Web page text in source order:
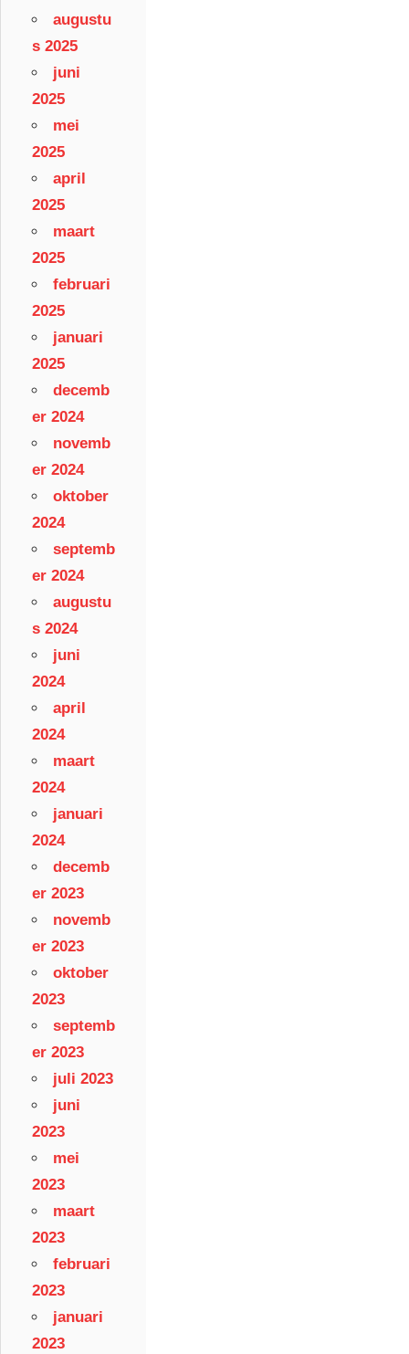
augustu
s 2025
juni
2025
mei
2025
april
2025
maart
2025
februari
2025
januari
2025
decemb
er 2024
novemb
er 2024
oktober
2024
septemb
er 2024
augustu
s 2024
juni
2024
april
2024
maart
2024
januari
2024
decemb
er 2023
novemb
er 2023
oktober
2023
septemb
er 2023
juli 2023
juni
2023
mei
2023
maart
2023
februari
2023
januari
2023